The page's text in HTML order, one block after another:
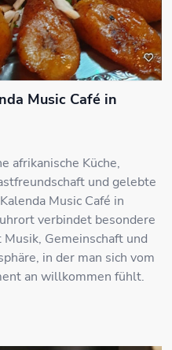
Music Café in
afrikanische Küche,
und gelebte
Music Café in
verbindet besondere
Gemeinschaft und
in der man sich vom
an willkommen fühlt.